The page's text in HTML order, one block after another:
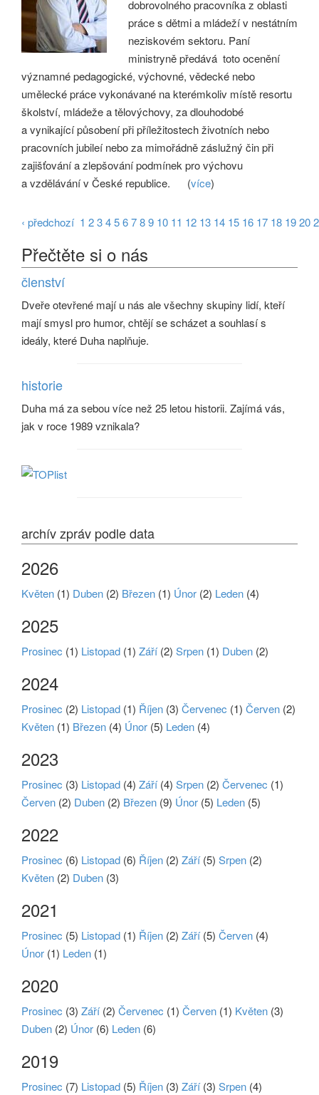
dobrovolného pracovníka z oblasti
práce s dětmi a mládeží v nestátním
neziskovém sektoru. Paní
ministryně předává toto ocenění
významné pedagogické, výchovné, vědecké nebo
umělecké práce vykonávané na kterémkoliv místě resortu
školství, mládeže a tělovýchovy, za dlouhodobé
a vynikající působení při příležitostech životních nebo
pracovních jubileí nebo za mimořádně záslužný čin při
zajišťování a zlepšování podmínek pro výchovu
a vzdělávání v České republice.
(více)
‹ předchozí 1 23456789 10 11 12 13 14 15 16 17 18 1920
Přečtěte si o nás
členství
Dveře otevřené mají u nás ale všechny skupiny lidí, kteří
mají smysl pro humor, chtějí se scházet a souhlasí s
ideály, které Duha naplňuje.
historie
Duha má za sebou více než 25 letou historii. Zajímá vás,
jak v roce 1989 vznikala?
archív zpráv podle data
2026
Květen (1) Duben (2) Březen (1) Únor (2) Leden (4)
2025
Prosinec (1) Listopad (1) Září(2) Srpen (1) Duben (2)
2024
Prosinec (2) Listopad (1) Říjen (3) Červenec (1) Červen (2)
Květen (1) Březen (4) Únor (5) Leden (4)
2023
Prosinec (3) Listopad (4) Září(4) Srpen (2) Červenec (1)
Červen (2) Duben (2) Březen (9) Únor (5) Leden (5)
2022
Prosinec (6) Listopad (6) Říjen (2) Září(5) Srpen (2)
Květen (2) Duben (3)
2021
Prosinec (5) Listopad (1) Říjen (2) Září(5) Červen (4)
Únor (1) Leden (1)
2020
Prosinec (3) Září(2) Červenec (1) Červen (1) Květen (3)
Duben (2) Únor (6) Leden (6)
2019
Prosinec (7) Listopad (5) Říjen (3) Září(3) Srpen (4)